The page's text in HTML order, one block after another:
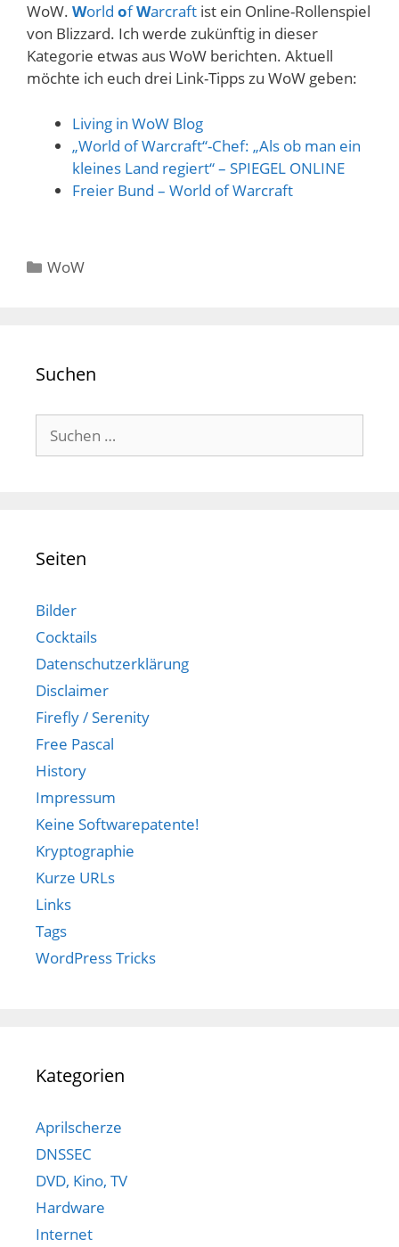
WoW. World ofWarcraft ist ein Online-Rollenspiel
von Blizzard. Ich werde zukünftig in dieser
Kategorie etwas aus WoW berichten. Aktuell
möchte ich euch drei Link-Tipps zu WoW geben:
Living in WoW Blog
„World of Warcraft“-Chef: „Als ob man ein
kleines Land regiert“ – SPIEGEL ONLINE
Freier Bund – World of Warcraft
Kategorien
WoW
Suchen
Suchen
nach:
Seiten
Bilder
Cocktails
Datenschutzerklärung
Disclaimer
Firefly / Serenity
Free Pascal
History
Impressum
Keine Softwarepatente!
Kryptographie
Kurze URLs
Links
Tags
WordPress Tricks
Kategorien
Aprilscherze
DNSSEC
DVD, Kino, TV
Hardware
Internet